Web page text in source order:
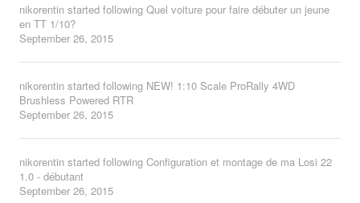
nikorentin started following Quel voiture pour faire débuter un jeune
en TT 1/10?
September 26, 2015
nikorentin started following NEW! 1:10 Scale ProRally 4WD
Brushless Powered RTR
September 26, 2015
nikorentin started following Configuration et montage de ma Losi 22
1.0 - débutant
September 26, 2015